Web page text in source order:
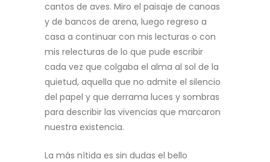
cantos de aves. Miro el paisaje de canoas
y de bancos de arena, luego regreso a
casa a continuar con mis lecturas o con
mis relecturas de lo que pude escribir
cada vez que colgaba el alma al sol de la
quietud, aquella que no admite el silencio
del papel y que derrama luces y sombras
para describir las vivencias que marcaron
nuestra existencia.
La más nítida es sin dudas el bello